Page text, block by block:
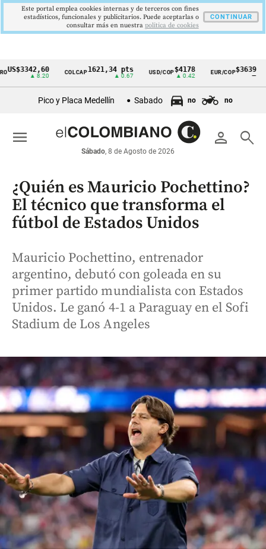
Cintillo
económicos
Colombia
▲ 8.20
COLCAP 1621,34 pts
▲ 0.67
USD/COP$4178
▲ 0.42
EUR/COP$3639
Pico y Placa Medellín Sabado no no
person search
Sábado, 8 de Agosto de 2026
menu
¿Quién es Mauricio Pochettino?
El técnico que transforma el
fútbol de Estados Unidos
Mauricio Pochettino, entrenador
argentino, debutó con goleada en su
primer partido mundialista con Estados
Unidos. Le ganó 4-1 a Paraguay en el Sofi
Stadium de Los Angeles
Este portal emplea cookies internas y de terceros con fines
estadísticos, funcionales y publicitarios. Puede aceptarlas o
consultar más en nuestra politica de cookies
CONTINUAR